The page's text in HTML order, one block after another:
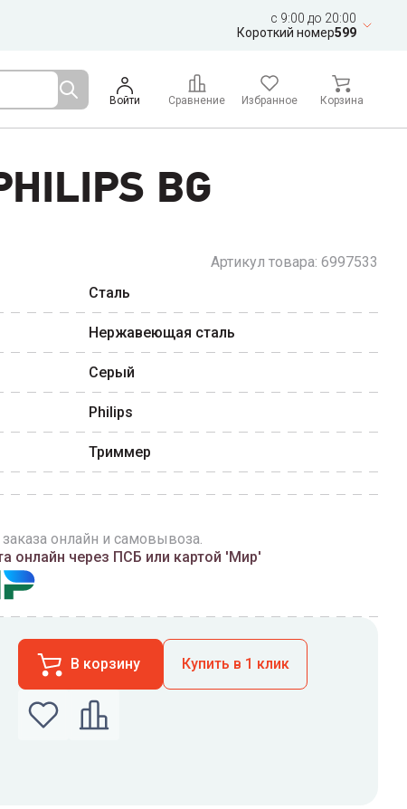
c 9:00 до 20:00
Короткий номер599
Войти Сравнение Избранное Корзина
BG
Артикул товара: 6997533
Сталь
Нержавеющая сталь
Серый
Philips
Триммер
онлайн и самовывоза.
онлайн через ПСБ или картой 'Мир'
В корзину Купить в 1 клик